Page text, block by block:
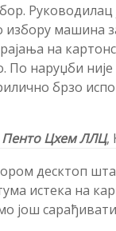
Руководилац
машина
на
По наруџби
брзо
Пенто Цхем ЛЛЦ,
десктоп
истека на
још